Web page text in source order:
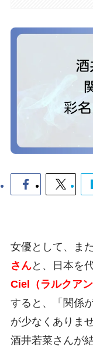
女優として、ま
さんと、日本を
Ciel（ラルクアン
すると、「関係
が少なくありま
酒井若菜さんが